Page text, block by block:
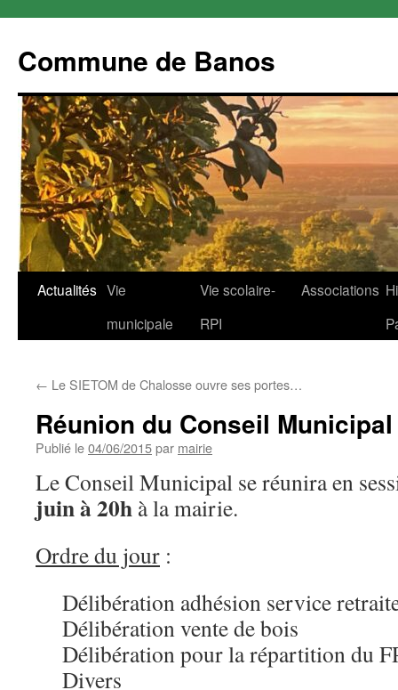
Commune de Banos
Aller
Actualités Vie
municipale
Vie scolaire-
RPI
Associations
← Le SIETOM de Chalosse ouvre ses portes…
Réunion du Conseil Municipal
Publié le04/06/2015par mairie
Le Conseil Municipal se réunira en
juin à 20h à la mairie.
Ordre du jour :
Délibération adhésion service
Délibération vente de bois
Délibération pour la répartition du
Divers